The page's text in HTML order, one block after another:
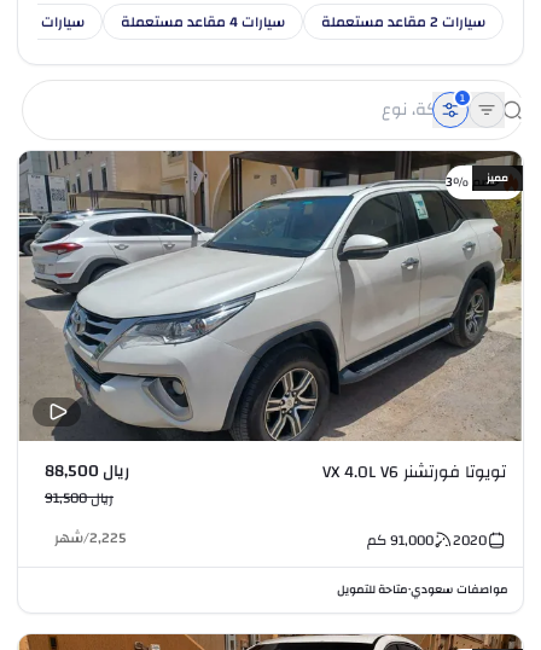
سيارات 2 مقاعد مستعملة سيارات 4 مقاعد مستعملة سيارات 5 مقاعد مستعملة
1
خصم %3مميز
تويوتا فورتشنر VX 4.0L V6 ريال 88,500
ريال 91,500
2020
91,000كم 2,225
/شهر
مواصفات سعودي•متاحة للتمويل